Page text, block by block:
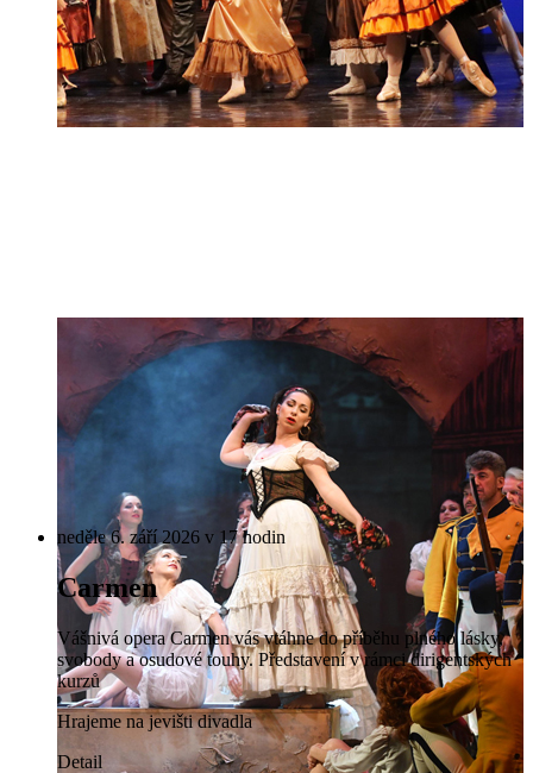
neděle 6. září 2026 v 17 hodin
Carmen
Vášnivá opera Carmen vás vtáhne do příběhu plného lásky,
svobody a osudové touhy. Představení v rámci dirigentských
kurzů
Hrajeme na jevišti divadla
Detail